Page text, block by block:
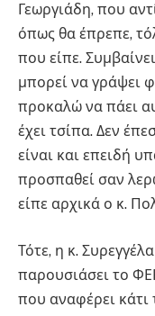
Γεωργιάδη, που
όπως θα έπρεπε,
που είπε.
μπορεί να γράψει
προκαλώ να πάει
έχει τσίπα. Δεν
είναι και επειδή
προσπαθεί σαν
είπε αρχικά ο κ.
Τότε, η κ.
παρουσιάσει το
που αναφέρει κάτι